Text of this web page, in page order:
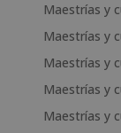
Maestrías y
Maestrías y
Maestrías y
Maestrías y
Maestrías y